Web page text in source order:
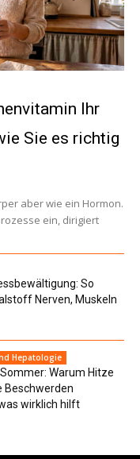
Ihr
Sie es richtig
aber wie ein Hormon.
ein, dirigiert
So
Nerven, Muskeln
Hepatologie
Warum Hitze
Beschwerden
wirklich hilft